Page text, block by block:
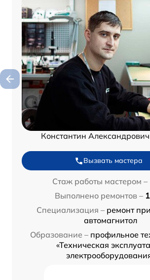
Константин
Вызвать мастера
Стаж работы мастером –
Выполнено ремонтов –
Специализация – ремонт
автомагнитол
Образование – профильное
«Техническая